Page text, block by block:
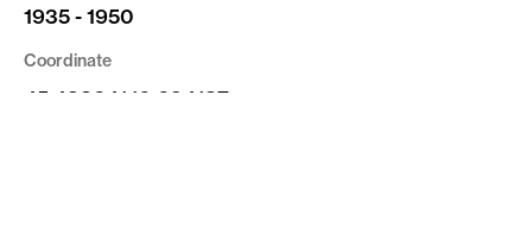
1935 - 1950
Coordinate
45.438641,10.694187